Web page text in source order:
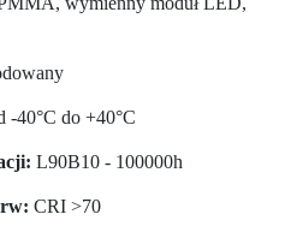
-40°C do +40°C
L90B10 - 100000h
CRI >70